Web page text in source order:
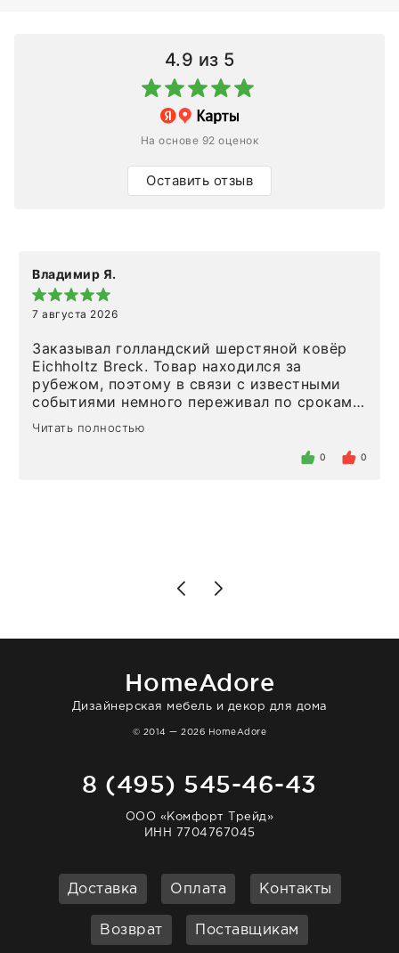
4.9 из 5
На основе 92 оценок
Оставить отзыв
Владимир Я.
7 августа 2026
Заказывал голландский шерстяной ковёр
Eichholtz Breck. Товар находился за
рубежом, поэтому в связи с известными
событиями немного переживал по срокам.
Но homeadore привезли ровно в
определенное в договоре время, без
то качество выше всяких похвал. Выглядит
Читать полностью
0 0
HomeAdore
Дизайнерская мебель и декор для дома
© 2014 — 2026 HomeAdore
8 (495) 545-46-43
ООО «Комфорт Трейд»
ИНН 7704767045
Доставка Оплата Контакты
Возврат Поставщикам